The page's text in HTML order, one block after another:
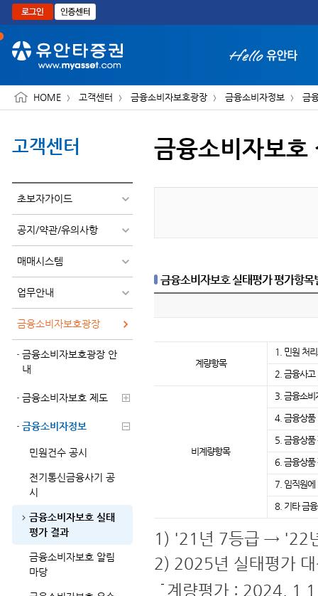
본문으로 바로가기
HOME 고객센터 금융소비자보호광장 금융소비자정보 금
고객센터
초보자가이드
공지/약관/유의사항
매매시스템
업무안내
금융소비자보호광장
금융소비자보호광장 안
내
금융소비자보호 제도
금융소비자정보
민원건수 공시
전기통신금융사기 공
시
금융소비자보호 실태
평가 결과
금융소비자보호 알림
마당
금융소비자보호
금융소비자보호 실태평가 평가항목
계량항목
1. 민원 처
2. 금융사고
비계량항목
3. 금융소비
4. 금융상품
5. 금융상품
6. 금융상품
7. 임직원에
8. 기타 금
1) '21년 7등급 → '22
2) 2025년 실태평가
계량평가 : 2024. 1